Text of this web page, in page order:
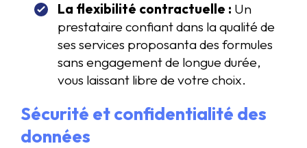
La flexibilité contractuelle : Un
prestataire confiant dans la qualité de
ses services proposanta des formules
sans engagement de longue durée,
vous laissant libre de votre choix.
Sécurité et confidentialité des
données